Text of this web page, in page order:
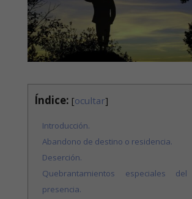
Índice: [ocultar]
Introducción.
Abandono de destino o residencia.
Deserción.
Quebrantamientos especiales
presencia.